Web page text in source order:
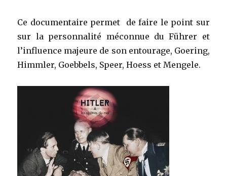
Ce documentaire permet de faire le point sur
sur la personnalité méconnue du Führer et
l’influence majeure de son entourage, Goering,
Himmler, Goebbels, Speer, Hoess et Mengele.